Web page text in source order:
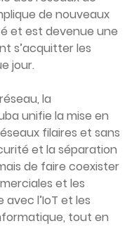
de nouveaux
et est devenue une
s’acquitter les
jour.
la
unifie la mise en
filaires et sans
et la séparation
de faire coexister
et les
l’IoT et les
tout en